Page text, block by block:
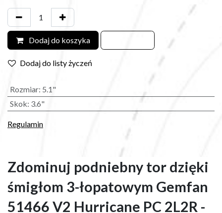
Dodaj do koszyka
Dodaj do listy życzeń
Rozmiar: 5.1"
Skok: 3.6"
Regulamin
Zdominuj podniebny tor dzięki
śmigłom 3-łopatowym Gemfan
51466 V2 Hurricane PC 2L2R -